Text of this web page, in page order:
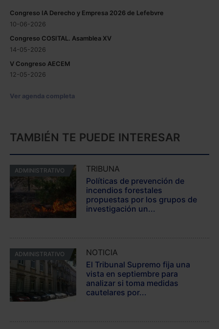
Congreso IA Derecho y Empresa 2026 de Lefebvre
10-06-2026
Congreso COSITAL. Asamblea XV
14-05-2026
V Congreso AECEM
12-05-2026
Ver agenda completa
TAMBIÉN TE PUEDE INTERESAR
ADMINISTRATIVO
TRIBUNA
Políticas de prevención de
incendios forestales
propuestas por los grupos de
investigación un...
ADMINISTRATIVO
NOTICIA
El Tribunal Supremo fija una
vista en septiembre para
analizar si toma medidas
cautelares por...